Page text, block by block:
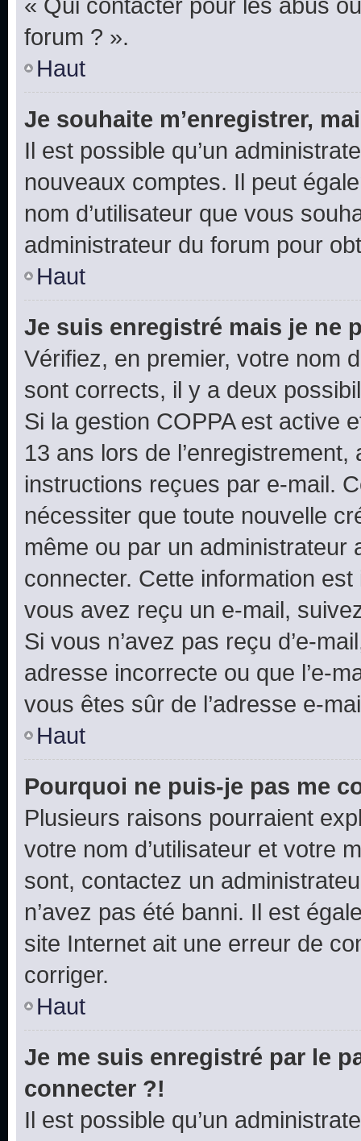
forum ? ».
Haut
Je souhaite m’enregistrer,
Il est possible qu’un
nouveaux comptes. Il peut
nom d’utilisateur que vous
administrateur du forum pour
Haut
Je suis enregistré mais je ne
Vérifiez, en premier, votre nom
sont corrects, il y a deux
Si la gestion COPPA est active
13 ans lors de
instructions reçues par e-mail.
nécessiter que toute nouvelle
même ou par un
connecter. Cette information
vous avez reçu un e-mail,
Si vous n’avez pas reçu d’e-
adresse incorrecte ou que l’e-
vous êtes sûr de l’adresse e-
Haut
Pourquoi ne puis-je pas me
Plusieurs raisons pourraient
votre nom d’utilisateur et votre
sont, contactez un
n’avez pas été banni. Il est
site Internet ait une erreur de
corriger.
Haut
Je me suis enregistré par le
connecter ?!
Il est possible qu’un